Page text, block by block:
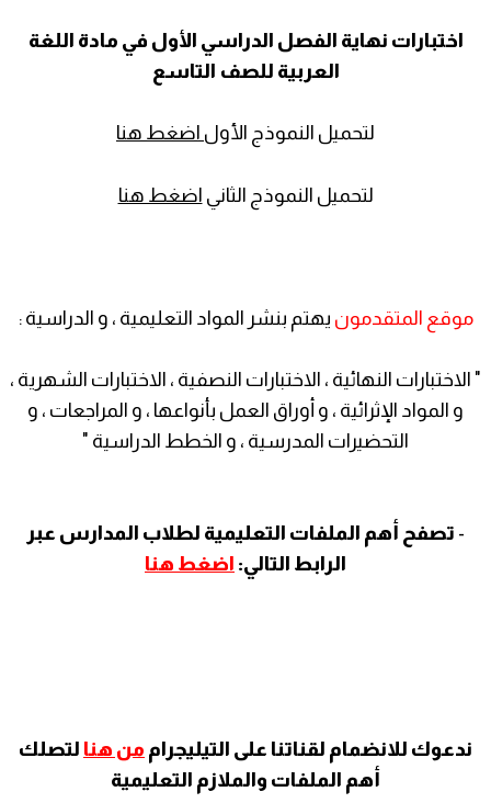
اختبارات نهاية الفصل الدراسي الأول في مادة اللغة
العربية للصف التاسع
لتحميل النموذج الأول اضغط هنا
لتحميل النموذج الثاني اضغط هنا
موقع المتقدمون يهتم بنشر المواد التعليمية ، و الدراسية :
" الاختبارات النهائية ، الاختبارات النصفية ، الاختبارات الشهرية ،
و المواد الإثرائية ، و أوراق العمل بأنواعها ، و المراجعات ، و
التحضيرات المدرسية ، و الخطط الدراسية "
- تصفح أهم الملفات التعليمية لطلاب المدارس عبر
الرابط التالي: اضغط هنا
ندعوك للانضمام لقناتنا على التيليجرام من هنا لتصلك
أهم الملفات والملازم التعليمية